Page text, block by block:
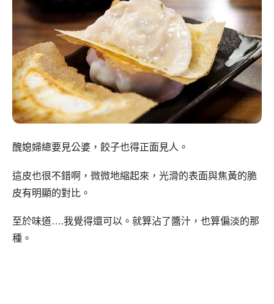
醜媳婦總要見公婆，餃子也得正面見人。
這皮也很不錯啊，微微地縮起來，光滑的表面與焦黃的脆
皮有明顯的對比。
至於味道….我覺得還可以。就算沾了醬汁，也算偏淡的那
種。